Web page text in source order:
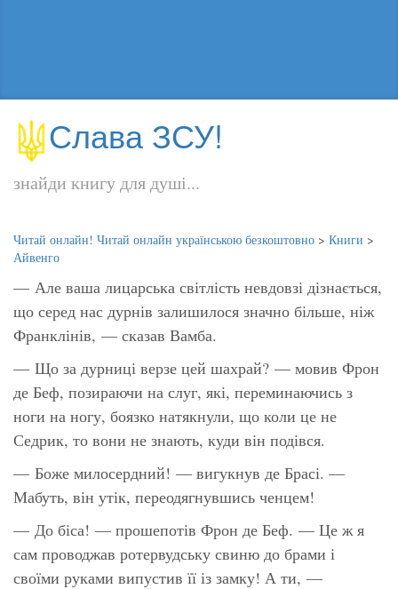
Слава ЗСУ!
знайди книгу для душі...
Читай онлайн! Читай онлайн українською безкоштовно > Книги >
Айвенго
— Але ваша лицарська світлість невдовзі дізнається,
що серед нас дурнів залишилося значно більше, ніж
Франклінів, — сказав Вамба.
— Що за дурниці верзе цей шахрай? — мовив Фрон
де Беф, позираючи на слуг, які, переминаючись з
ноги на ногу, боязко натякнули, що коли це не
Седрик, то вони не знають, куди він подівся.
— Боже милосердний! — вигукнув де Брасі. —
Мабуть, він утік, переодягнувшись ченцем!
— До біса! — прошепотів Фрон де Беф. — Це ж я
сам проводжав ротервудську свиню до брами і
своїми руками випустив її із замку! А ти, —